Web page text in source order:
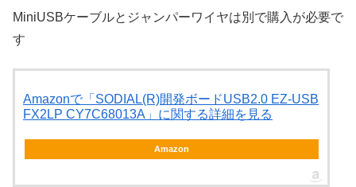
MiniUSBケーブルとジャンパーワイヤは別で購入が必要で
す
Amazonで「SODIAL(R)開発ボードUSB2.0 EZ-USB
FX2LP CY7C68013A」に関する詳細を見る
Amazon